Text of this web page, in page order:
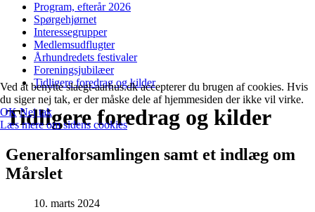
Program, efterår 2026
Spørgehjørnet
Interessegrupper
Medlemsudflugter
Århundredets festivaler
Foreningsjubilæer
Tidligere foredrag og kilder
Tidligere foredrag og kilder
Generalforsamlingen samt et indlæg om
Mårslet
10. marts 2024
Ved at benytte slaegt-aarhus.dk accepterer du brugen af cookies. Hvis
du siger nej tak, er der måske dele af hjemmesiden der ikke vil virke.
OK Nej tak
Læs mere om sidens cookies